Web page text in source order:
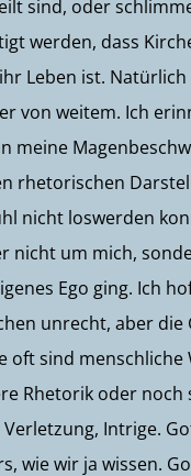
sind, oder
werden, dass
Leben ist.
von weitem. Ich
meine
rhetorischen
nicht loswerden
nicht um mich,
Ego ging. Ich
unrecht, aber
oft sind
Rhetorik oder noch
Intrige.
wie wir ja wissen.